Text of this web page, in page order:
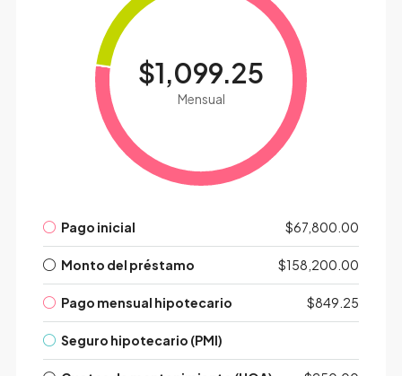
$1,099.25
Mensual
Pago inicial $67,800.00
Monto del préstamo $158,200.00
Pago mensual hipotecario $849.25
Seguro hipotecario (PMI)